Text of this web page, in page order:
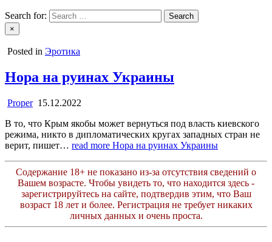
Search for:
×
Posted in Эротика
Нора на руинах Украины
Proper 15.12.2022
В то, что Крым якобы может вернуться под власть киевского
режима, никто в дипломатических кругах западных стран не
верит, пишет… read more Нора на руинах Украины
Содержание 18+ не показано из-за отсутствия сведений о
Вашем возрасте. Чтобы увидеть то, что находится здесь -
зарегистрируйтесь на сайте, подтвердив этим, что Ваш
возраст 18 лет и более. Регистрация не требует никаких
личных данных и очень проста.